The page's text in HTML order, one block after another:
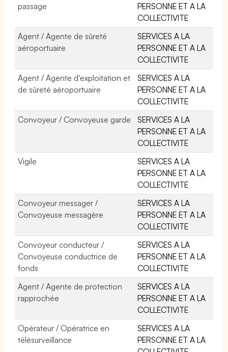
passage
PERSONNE ET A LA
COLLECTIVITE
Agent / Agente de sûreté
aéroportuaire
SERVICES A LA
PERSONNE ET A LA
COLLECTIVITE
Agent / Agente d'exploitation et
de sûreté aéroportuaire
SERVICES A LA
PERSONNE ET A LA
COLLECTIVITE
Convoyeur / Convoyeuse garde
SERVICES A LA
PERSONNE ET A LA
COLLECTIVITE
Vigile
SERVICES A LA
PERSONNE ET A LA
COLLECTIVITE
Convoyeur messager /
Convoyeuse messagère
SERVICES A LA
PERSONNE ET A LA
COLLECTIVITE
Convoyeur conducteur /
Convoyeuse conductrice de
fonds
SERVICES A LA
PERSONNE ET A LA
COLLECTIVITE
Agent / Agente de protection
rapprochée
SERVICES A LA
PERSONNE ET A LA
COLLECTIVITE
Opérateur / Opératrice en
télésurveillance
SERVICES A LA
PERSONNE ET A LA